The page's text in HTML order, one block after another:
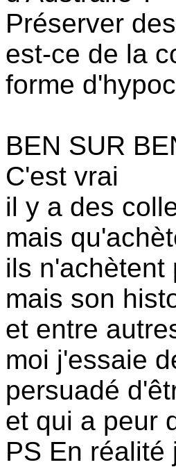
Préserver
est-ce de la
forme
BEN SUR
C'est vrai
il y a des
mais
ils n'achètent
mais son
et entre
moi j'essaie
persuadé
et qui a peur
PS En réalité